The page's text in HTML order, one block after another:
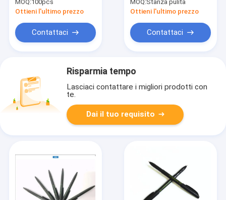
MOQ:100pcs
Ottieni l'ultimo prezzo
Contattaci
inizializza arieggiato
e comodo
MOQ:Stanza pulita
Ottieni l'ultimo prezzo
Contattaci
Risparmia tempo
Lasciaci contattare i migliori prodotti con
te.
Dai il tuo requisito